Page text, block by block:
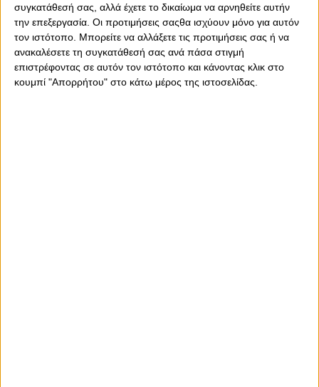
συγκατάθεσή σας, αλλά έχετε το δικαίωμα να αρνηθείτε αυτήν
την επεξεργασία. Οι προτιμήσεις σαςθα ισχύουν μόνο για αυτόν
τον ιστότοπο. Μπορείτε να αλλάξετε τις προτιμήσεις σας ή να
ανακαλέσετε τη συγκατάθεσή σας ανά πάσα στιγμή
επιστρέφοντας σε αυτόν τον ιστότοπο και κάνοντας κλικ στο
κουμπί "Απορρήτου" στο κάτω μέρος της ιστοσελίδας.
Πάρτε για παράδειγμα τον Νίκο Αναστόπουλο. Ξεκίνησε
ένα απόγευμα από το σπίτι του, στη Δάφνη, για να παίξει
μπάσκετ με τους φίλους του ώστε να συμπληρώσουν
πεντάδα. Και κατέληξε να μετατραπεί σ’ έναν από τους
πιο πετυχημένους Έλληνες ποδοσφαιριστές όλων των
εποχών.